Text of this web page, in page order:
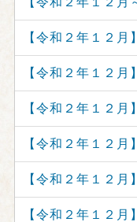
【令和２年１２
【令和２年１２
【令和２年１２
【令和２年１２
【令和２年１２
【令和２年１２